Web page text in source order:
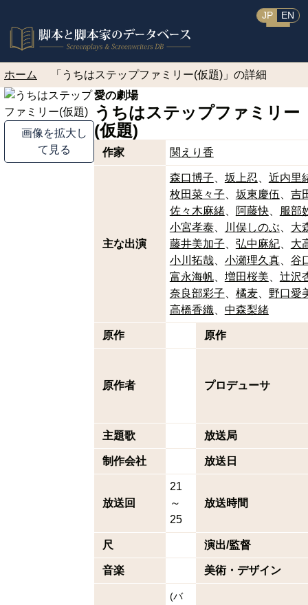
JP EN
ホーム 「うちはステップファミリー(仮題)」の詳細
画像を拡大し
て見る
愛の劇場
うちはステップファミリー
(仮題)
作家 関えり香
主な出演
森口博子 坂上忍
近内里
枚田菜々子
坂東慶伍
吉
佐々木麻緒
阿藤快
服部
小宮孝泰
川俣しのぶ
大
藤井美加子
弘中麻紀
大
小川拓哉
小瀬理久真
谷
富永海帆
増田桜美
辻沢
奈良部彩子
橘麦
野口愛
高橋香織
中森梨緒
原作 原作
原作者 プロデューサ
主題歌 放送局
制作会社 放送日
放送回
21
～
25
放送時間
尺 演出/監督
音楽 美術・デザイン
(バ